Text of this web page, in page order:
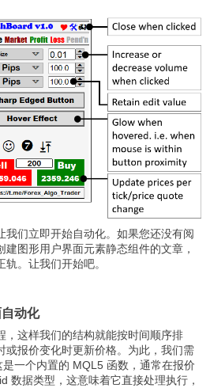
我们立即开始自动化。如果您还没有阅
建图形用户界面元素静态组件的文章，
。让我们开始吧。
动化
，这样我们的结构就能按时间顺序排
或报价变化时更新价格。为此，我们需
一个内置的 MQL5 函数，通常在报价
数据类型，这意味着它直接处理执行，